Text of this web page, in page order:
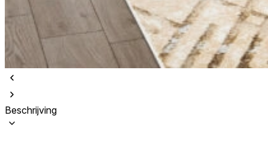
Beschrijving